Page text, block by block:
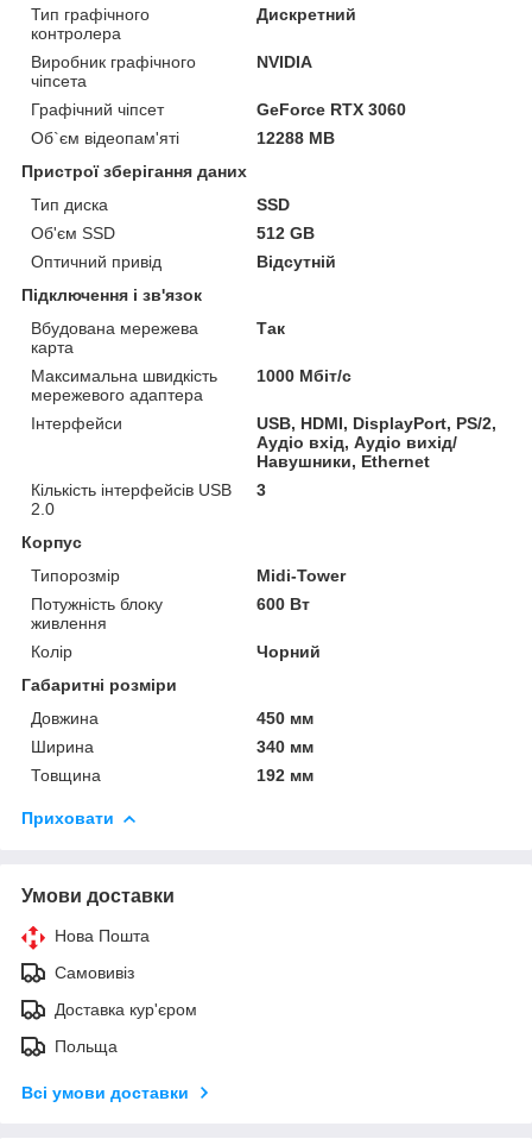
Тип графічного
контролера
Дискретний
Виробник графічного
чіпсета
NVIDIA
Графічний чіпсет
GeForce RTX 3060
Об`єм відеопам'яті
12288 MB
Пристрої зберігання даних
Тип диска
SSD
Об'єм SSD
512 GB
Оптичний привід
Відсутній
Підключення і зв'язок
Вбудована мережева
карта
Так
Максимальна швидкість
мережевого адаптера
1000 Мбіт/с
Інтерфейси
USB, HDMI, DisplayPort, PS/2,
Аудіо вхід, Аудіо вихід/
Навушники, Ethernet
Кількість інтерфейсів USB
2.0
3
Корпус
Типорозмір
Midi-Tower
Потужність блоку
живлення
600 Вт
Колір
Чорний
Габаритні розміри
Довжина
450 мм
Ширина
340 мм
Товщина
192 мм
Приховати
Умови доставки
Нова Пошта
Самовивіз
Доставка кур'єром
Польща
Всі умови доставки